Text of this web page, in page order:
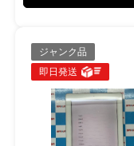
ジャンク品
即日発送